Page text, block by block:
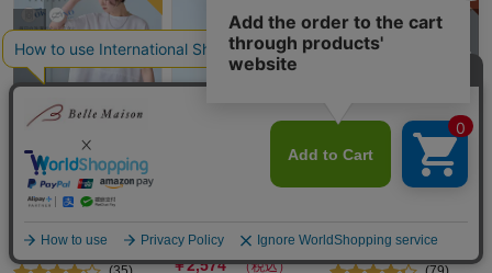
【タイムセール中】
切替えデザインブラ
ウス【乾燥機OK】
ラクドライ
（税込）
週3使えるフロントフ
ァスナーブラウス
ト/StyleNote
￥2,574 （税込）
裏サラリスト付きリ
ボンタイブラウス
【吸水速乾】
（税込）